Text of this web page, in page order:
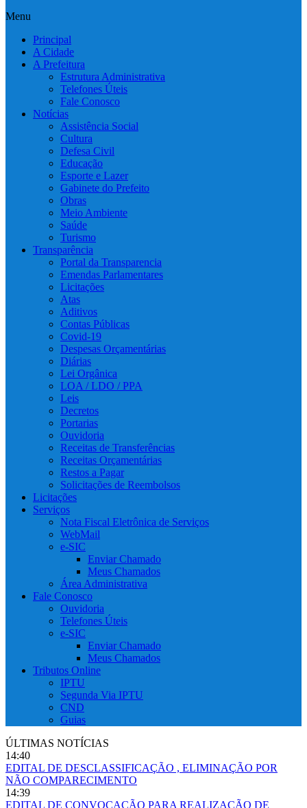
Menu
Principal
A Cidade
A Prefeitura
Estrutura Administrativa
Telefones Úteis
Fale Conosco
Notícias
Assistência Social
Cultura
Defesa Civil
Educação
Esporte e Lazer
Gabinete do Prefeito
Obras
Meio Ambiente
Saúde
Turismo
Transparência
Portal da Transparencia
Emendas Parlamentares
Licitações
Atas
Aditivos
Contas Públicas
Covid-19
Despesas Orçamentárias
Diárias
Lei Orgânica
LOA / LDO / PPA
Leis
Decretos
Portarias
Ouvidoria
Receitas de Transferências
Receitas Orçamentárias
Restos a Pagar
Solicitações de Reembolsos
Licitações
Serviços
Nota Fiscal Eletrônica de Serviços
WebMail
e-SIC
Enviar Chamado
Meus Chamados
Área Administrativa
Fale Conosco
Ouvidoria
Telefones Úteis
e-SIC
Enviar Chamado
Meus Chamados
Tributos Online
IPTU
Segunda Via IPTU
CND
Guias
ÚLTIMAS NOTÍCIAS
14:40
EDITAL DE DESCLASSIFICAÇÃO , ELIMINAÇÃO POR
NÃO COMPARECIMENTO
14:39
EDITAL DE CONVOCAÇÃO PARA REALIZAÇÃO DE